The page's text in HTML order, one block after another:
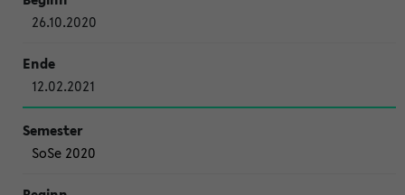
26.10.2020
12.02.2021
SoSe 2020